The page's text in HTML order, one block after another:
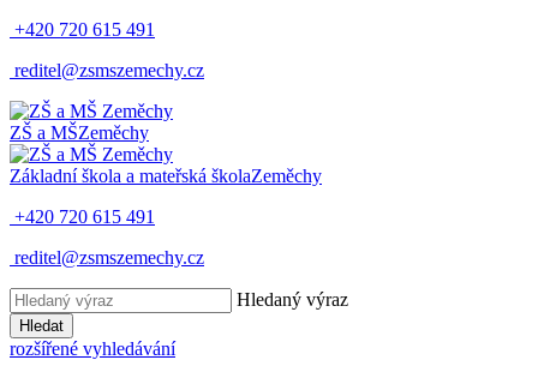
+420 720 615 491
reditel@zsmszemechy.cz
ZŠ a MŠZeměchy
Základní škola a mateřská školaZeměchy
+420 720 615 491
reditel@zsmszemechy.cz
Hledaný výraz
Hledat
rozšířené vyhledávání